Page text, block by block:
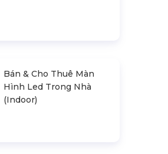
Bán & Cho Thuê Màn
Hình Led Trong Nhà
(Indoor)